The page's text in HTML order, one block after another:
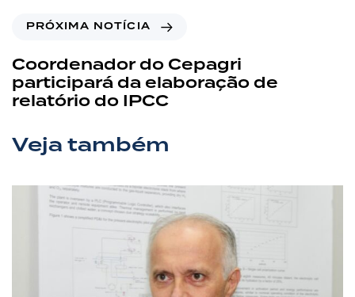
PRÓXIMA NOTÍCIA
Coordenador do Cepagri
participará da elaboração de
relatório do IPCC
Veja também